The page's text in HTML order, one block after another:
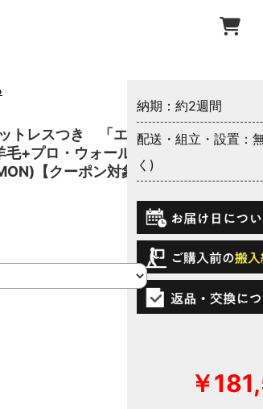
トレスつき 「エコ
+プロ・ウォール仕
【クーポン対象
納期：約2週間
配送・組立・設置：
く)
￥